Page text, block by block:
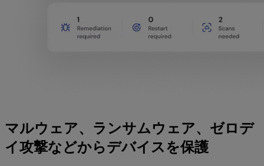
マルウェア、ランサムウェア、ゼロデ
イ攻撃などからデバイスを保護